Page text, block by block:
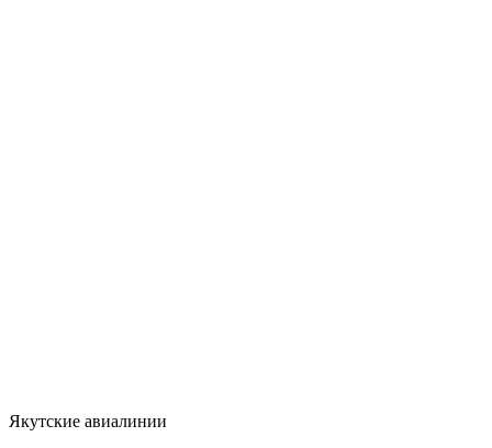
Якутские авиалинии